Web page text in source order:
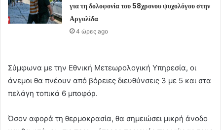
για τη δολοφονία του 58χρονου ψυχολόγου στην
Αργολίδα
4 ώρες ago
Σύμφωνα με την Εθνική Μετεωρολογική Υπηρεσία, οι
άνεμοι θα πνέουν από βόρειες διευθύνσεις 3 με 5 και στα
πελάγη τοπικά 6 μποφόρ.
Όσον αφορά τη θερμοκρασία, θα σημειώσει μικρή άνοδο